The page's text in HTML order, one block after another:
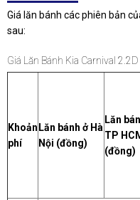
Giá lăn bánh các phiên bản
sau:
Giá Lăn Bánh Kia Carnival
Khoản
phí
Lăn bánh ở Hà
Nội (đồng)
Lăn
TP
(đồng)